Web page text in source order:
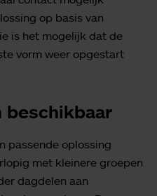
op basis van
is het mogelijk dat de
vorm weer opgestart
beschikbaar
passende oplossing
met kleinere groepen
dagdelen aan